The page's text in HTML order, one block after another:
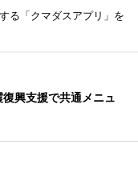
る「クマダスアプリ」を
興支援で共通メニュ